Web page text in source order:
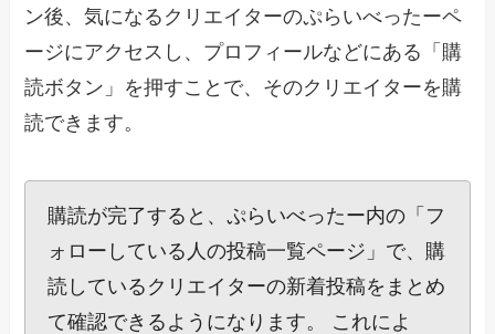
ン後、気になるクリエイターのぷらいべったーペ
ージにアクセスし、プロフィールなどにある「購
読ボタン」を押すことで、そのクリエイターを購
読できます。
購読が完了すると、ぷらいべったー内の「フ
ォローしている人の投稿一覧ページ」で、購
読しているクリエイターの新着投稿をまとめ
て確認できるようになります。 これによ